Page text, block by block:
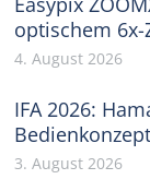
optischem
4. August 2026
IFA 2026:
3. August 2026